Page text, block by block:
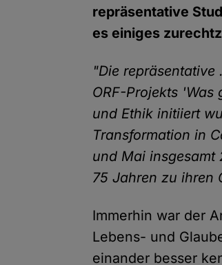
repräsentative
es einiges
"Die
ORF-Projekts 'Was
und Ethik initiiert
Transformation in
und Mai insgesamt
75 Jahren zu ihren
Immerhin war der
Lebens- und
einander besser